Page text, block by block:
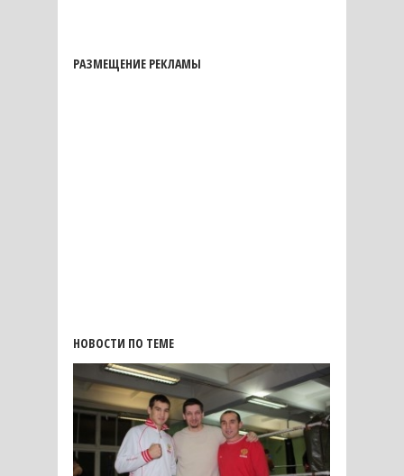
РАЗМЕЩЕНИЕ РЕКЛАМЫ
НОВОСТИ ПО ТЕМЕ